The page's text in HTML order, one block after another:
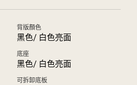
背版顏色
黑色/ 白色亮面
底座
黑色/ 白色亮面
可拆卸底板